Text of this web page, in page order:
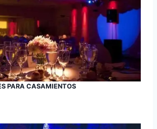
PARA CASAMIENTOS